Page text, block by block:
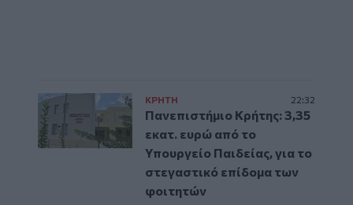
ΚΡΗΤΗ 22:32
Πανεπιστήμιο Κρήτης: 3,35
εκατ. ευρώ από το
Υπουργείο Παιδείας, για το
στεγαστικό επίδομα των
φοιτητών